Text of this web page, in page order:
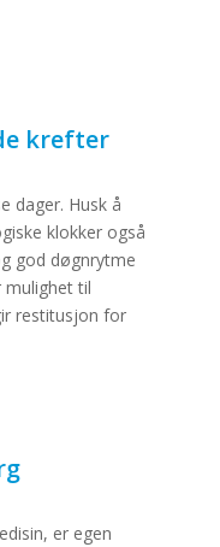
krefter
dager. Husk å
klokker også
god døgnrytme
mulighet til
restitusjon for
er egen